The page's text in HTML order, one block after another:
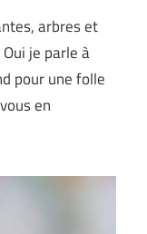
arbres et
je parle à
pour une folle
en